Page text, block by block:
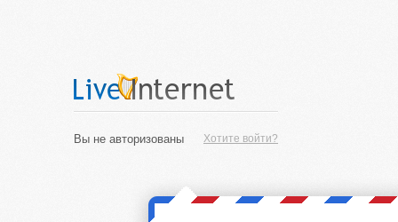
Хотите войти?
Вы не авторизованы